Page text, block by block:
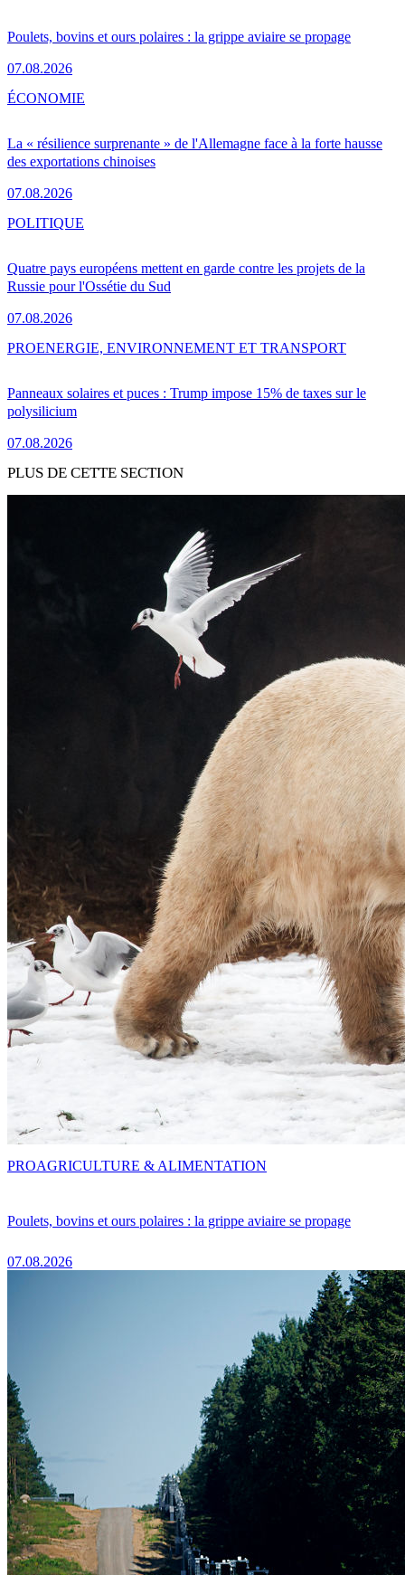
Poulets, bovins et ours polaires : la grippe aviaire se propage
07.08.2026
La « résilience surprenante » de l'Allemagne face à la forte hausse
des exportations chinoises
07.08.2026
ÉCONOMIE
Quatre pays européens mettent en garde contre les projets de la
Russie pour l'Ossétie du Sud
07.08.2026
POLITIQUE
Panneaux solaires et puces : Trump impose 15% de taxes sur le
polysilicium
07.08.2026
PROENERGIE, ENVIRONNEMENT ET TRANSPORT
PLUS DE CETTE SECTION
Poulets, bovins et ours polaires : la grippe aviaire se propage
07.08.2026
PROAGRICULTURE & ALIMENTATION